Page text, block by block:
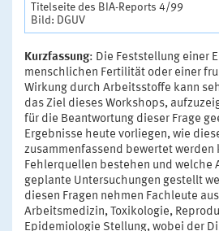
Titelseite des BIA-Reports 4/99
Bild: DGUV
Kurzfassung: Die Feststellung einer
menschlichen Fertilität oder einer
Wirkung durch Arbeitsstoffe kann
das Ziel dieses Workshops,
für die Beantwortung dieser Frage
Ergebnisse heute vorliegen, wie
zusammenfassend bewertet werden
Fehlerquellen bestehen und welche
geplante Untersuchungen gestellt
diesen Fragen nehmen Fachleute
Arbeitsmedizin, Toxikologie,
Epidemiologie Stellung, wobei der